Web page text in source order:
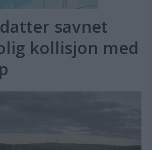
savnet
kollisjon med